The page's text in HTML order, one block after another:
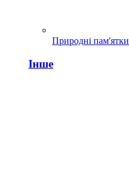
Природні пам'ятки
Інше